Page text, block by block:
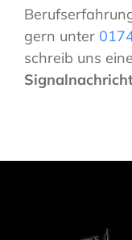
gern unter
schreib uns eine